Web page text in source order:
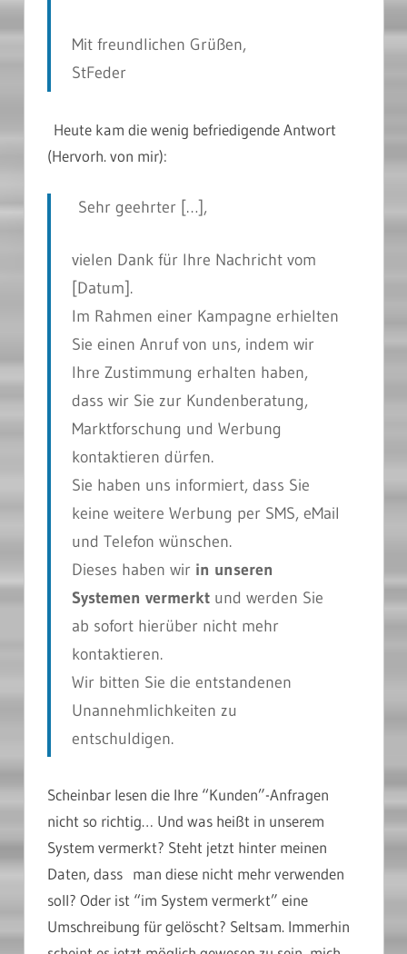
Mit freundlichen Grüßen,
StFeder
Heute kam die wenig befriedigende Antwort
(Hervorh. von mir):
Sehr geehrter […],
vielen Dank für Ihre Nachricht vom
[Datum].
Im Rahmen einer Kampagne erhielten
Sie einen Anruf von uns, indem wir
Ihre Zustimmung erhalten haben,
dass wir Sie zur Kundenberatung,
Marktforschung und Werbung
kontaktieren dürfen.
Sie haben uns informiert, dass Sie
keine weitere Werbung per SMS, eMail
und Telefon wünschen.
Dieses haben wir in unseren
Systemen vermerktund werden Sie
ab sofort hierüber nicht mehr
kontaktieren.
Wir bitten Sie die entstandenen
Unannehmlichkeiten zu
entschuldigen.
Scheinbar lesen die Ihre “Kunden”-Anfragen
nicht so richtig… Und was heißt in unserem
System vermerkt? Steht jetzt hinter meinen
Daten, dass man diese nicht mehr verwenden
soll? Oder ist “im System vermerkt” eine
Umschreibung für gelöscht? Seltsam. Immerhin